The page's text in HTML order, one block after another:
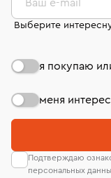
Ваш e-mail
Выберите
я покупаю
меня
Подтверждаю
персональных